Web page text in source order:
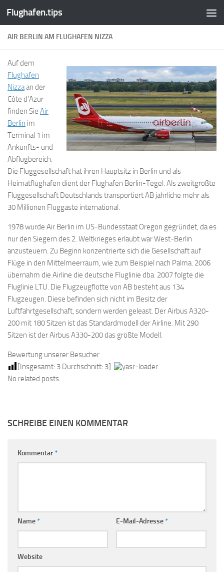
Zum Inhalt springen
Flughafen.tips
AIR BERLIN AM FLUGHAFEN NIZZA
Auf dem
Flughafen
Nizzaan der
Côte d’Azur
finden Sie Air
Berlin im
Terminal 1 im
Ankunfts- und
Abflugbereich.
Die Fluggesellschaft hat ihren Hauptsitz in Berlin und als
Heimatflughafen dient der Flughafen Berlin-Tegel. Als zweitgrößte
Fluggesellschaft Deutschlands transportiert AB jährliche mehr als
30 Millionen Fluggäste international.
1978 wurde Air Berlin im US-Bundesstaat Oregon gegründet, da es
nur den Siegern des 2. Weltkrieges erlaubt war West-Berlin
anzusteuern. Zu Beginn konzentrierte sich die Gesellschaft auf
Flüge in den Mittelmeerraum, wie zum Beispiel nach Palma. 2006
übernahm die Airline die deutsche Fluglinie dba. 2007 folgte die
Fluglinie LTU. Die Flugzeugflotte von AB besteht aus 134
Flugzeugen. Diese befinden sich nicht im Besitz der
Luftfahrtgesellschaft, sondern werden geleast. Der Airbus A320-
200 mit 180 Sitzen ist das Standardmodell der Airline. Mit 290
Sitzen ist der Airbus A330-200 das größte Modell.
Bewertung unserer Besucher
[Insgesamt: 3 Durchschnitt: 3]
No related posts.
SCHREIBE EINEN KOMMENTAR
Kommentar*
Name* E-Mail-Adresse*
Website